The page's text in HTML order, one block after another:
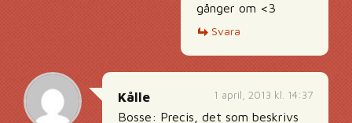
gånger om <3
Svara
1 april, 2013 kl. 14:37
Kålle
Bosse: Precis, det som beskrivs